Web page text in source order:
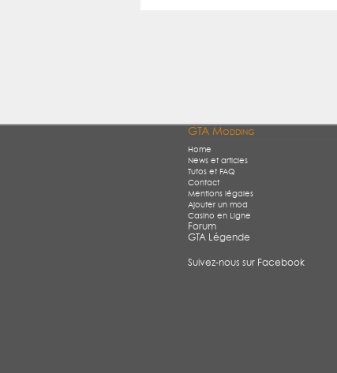
GTA Modding
Home
News et articles
Tutos et FAQ
Contact
Mentions légales
Ajouter un mod
Casino en Ligne
Forum
GTA Légende
Suivez-nous sur Facebook